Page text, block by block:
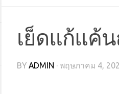
เย็ดแก้แค้
BY ADMIN · พฤษภาคม 4,